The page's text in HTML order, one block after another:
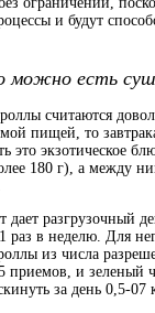
и будут
можно есть
считаются
пищей, то
это экзотическое
180 г), а между
дает разгрузочный
раз в неделю. Для
из числа
приемов, и зеленый
за день 0,5-07